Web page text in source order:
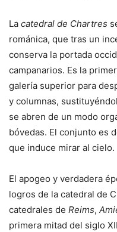
La catedral de Chartres
románica, que tras un
conserva la portada
campanarios. Es la
galería superior para
y columnas,
se abren de un modo
bóvedas. El conjunto es
que induce mirar al cielo.
El apogeo y verdadera
logros de la catedral de
catedrales de Reims,
primera mitad del siglo